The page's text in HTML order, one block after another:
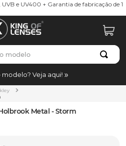
e UV400 + Garantia de fabricação de 1
modelo
modelo? Veja aqui!
Metal - Storm